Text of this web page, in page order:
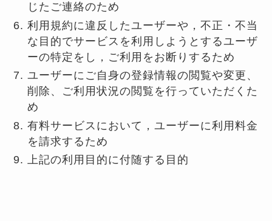
じたご連絡のため
利用規約に違反したユーザーや，不正・不当
な目的でサービスを利用しようとするユーザ
ーの特定をし，ご利用をお断りするため
ユーザーにご自身の登録情報の閲覧や変更、
削除、ご利用状況の閲覧を行っていただくた
め
有料サービスにおいて，ユーザーに利用料金
を請求するため
上記の利用目的に付随する目的